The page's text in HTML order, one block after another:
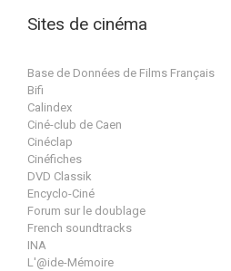
Sites de cinéma
Base de Données de Films Français
Bifi
Calindex
Ciné-club de Caen
Cinéclap
Cinéfiches
DVD Classik
Encyclo-Ciné
Forum sur le doublage
French soundtracks
INA
L'@ide-Mémoire